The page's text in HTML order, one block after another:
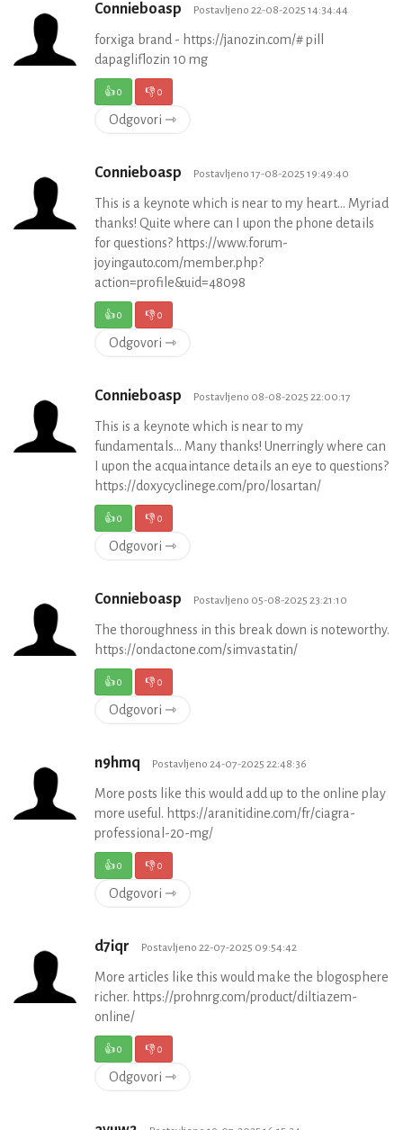
Connieboasp Postavljeno 22-08-2025 14:34:44
forxiga brand - https://janozin.com/# pill
dapagliflozin 10 mg
👍0 👎0
Odgovori ⇾
Connieboasp Postavljeno 17-08-2025 19:49:40
This is a keynote which is near to my heart… Myriad
thanks! Quite where can I upon the phone details
for questions? https://www.forum-
joyingauto.com/member.php?
action=profile&uid=48098
👍0 👎0
Odgovori ⇾
Connieboasp Postavljeno 08-08-2025 22:00:17
This is a keynote which is near to my
fundamentals… Many thanks! Unerringly where can
I upon the acquaintance details an eye to questions?
https://doxycyclinege.com/pro/losartan/
👍0 👎0
Odgovori ⇾
Connieboasp Postavljeno 05-08-2025 23:21:10
The thoroughness in this break down is noteworthy.
https://ondactone.com/simvastatin/
👍0 👎0
Odgovori ⇾
n9hmq Postavljeno 24-07-2025 22:48:36
More posts like this would add up to the online play
more useful. https://aranitidine.com/fr/ciagra-
professional-20-mg/
👍0 👎0
Odgovori ⇾
d7iqr Postavljeno 22-07-2025 09:54:42
More articles like this would make the blogosphere
richer. https://prohnrg.com/product/diltiazem-
online/
👍0 👎0
Odgovori ⇾